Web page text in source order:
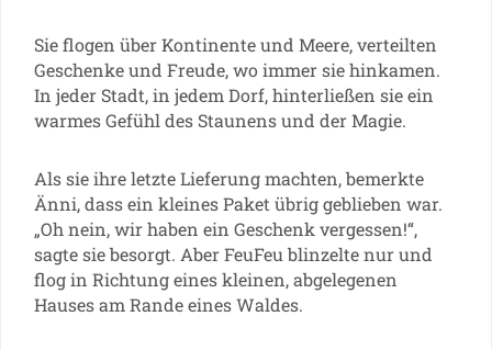
Sie flogen über Kontinente und Meere, verteilten
Geschenke und Freude, wo immer sie hinkamen.
In jeder Stadt, in jedem Dorf, hinterließen sie ein
warmes Gefühl des Staunens und der Magie.
Als sie ihre letzte Lieferung machten, bemerkte
Änni, dass ein kleines Paket übrig geblieben war.
„Oh nein, wir haben ein Geschenk vergessen!“,
sagte sie besorgt. Aber FeuFeu blinzelte nur und
flog in Richtung eines kleinen, abgelegenen
Hauses am Rande eines Waldes.